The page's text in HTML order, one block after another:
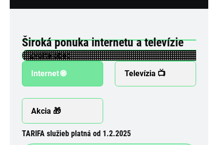
Široká ponuka internetu a televízie
Internet 🌐 Televízia 📺
Akcia 🎁
TARIFA služieb platná od 1.2.2025